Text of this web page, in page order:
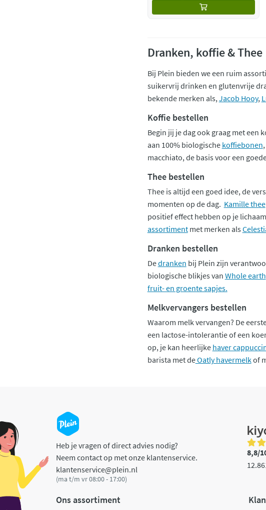
Dranken, koffie & Thee
Bij Plein bieden we een ruim
suikervrij drinken en glutenvrije
bekende merken als, Jacob Hooy,
Koffie bestellen
Begin jij je dag ook graag met een
aan 100% biologische koffiebonen,
macchiato, de basis voor een
Thee bestellen
Thee is altijd een goed idee, de
momenten op de dag. Kamille thee
positief effect hebben op je
assortimentmet merken als
Dranken bestellen
Dedranken bij Plein zijn
biologische blikjes van Whole earth
fruit- en groente sapjes.
Melkvervangers bestellen
Waarom melk vervangen? De
een lactose-intolerantie of een
op, je kan heerlijke haver
barista met deOatly havermelkof
Heb je vragen of direct advies nodig?
Neem contact op met onze klantenservice.
klantenservice@plein.nl
(ma t/m vr 08:00 - 17:00)
8,8/
Ons assortiment